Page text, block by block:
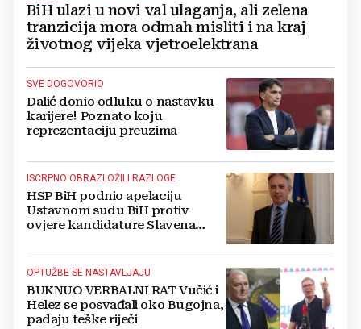
BiH ulazi u novi val ulaganja, ali zelena
tranzicija mora odmah misliti i na kraj
životnog vijeka vjetroelektrana
SVE DOGOVORIO
Dalić donio odluku o nastavku
karijere! Poznato koju
reprezentaciju preuzima
ISCRPNO OBRAZLOŽILI RAZLOGE
HSP BiH podnio apelaciju
Ustavnom sudu BiH protiv
ovjere kandidature Slavena
OPTUŽBE SE NASTAVLJAJU
BUKNUO VERBALNI RAT Vučić i
Helez se posvađali oko Bugojna,
padaju teške riječi